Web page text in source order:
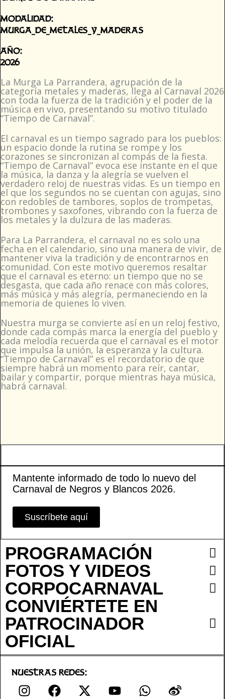
Modalidad:
murga_de_metales_y_maderas
Año:
2026
La Murga La Parrandera, agrupación de la
categoría metales y maderas, llega al Carnaval 2026
con toda la fuerza de la tradición y el poder de la
música en vivo, presentando su motivo titulado
“Tiempo de Carnaval”.
El carnaval es un tiempo sagrado para los pueblos:
un espacio donde la rutina se rompe y los
corazones se sincronizan al compás de la fiesta.
“Tiempo de Carnaval” evoca ese instante en el que
la música, la danza y la alegría se vuelven el
verdadero reloj de nuestras vidas. Es un tiempo en
el que los segundos no se cuentan con agujas, sino
con redobles de tambores, soplos de trompetas,
trombones y saxofones, vibrando con la fuerza de
los metales y la dulzura de las maderas.
Para La Parrandera, el carnaval no es solo una
fecha en el calendario, sino una manera de vivir, de
mantener viva la tradición y de encontrarnos en
comunidad. Con este motivo queremos resaltar
que el carnaval es eterno: un tiempo que no se
desgasta, que cada año renace con más colores,
más música y más alegría, permaneciendo en la
memoria de quienes lo viven.
Nuestra murga se convierte así en un reloj festivo,
donde cada compás marca la energía del pueblo y
cada melodía recuerda que el carnaval es el motor
que impulsa la unión, la esperanza y la cultura.
“Tiempo de Carnaval” es el recordatorio de que
siempre habrá un momento para reír, cantar,
bailar y compartir, porque mientras haya música,
habrá carnaval.
Mantente informado de todo lo nuevo del
Carnaval de Negros y Blancos 2026.
Suscríbete aquí
PROGRAMACIÓN
FOTOS Y VIDEOS
CORPOCARNAVAL
CONVIÉRTETE EN
PATROCINADOR
OFICIAL
Nuestras Redes:
I F X Y W W